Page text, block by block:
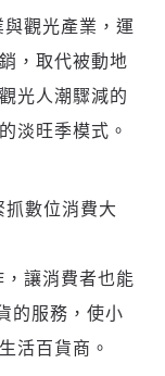
觀光產業，運
，取代被動地
光人潮驟減的
淡旺季模式。
數位消費大
讓消費者也能
的服務，使小
活百貨商。